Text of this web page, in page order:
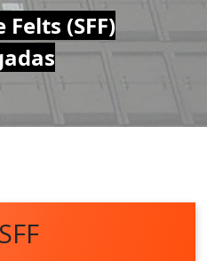
(SFF)